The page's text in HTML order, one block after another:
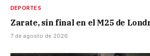
DEPORTES
Zarate, sin final en el M25 de
7 de agosto de 2026